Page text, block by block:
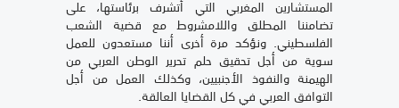
المستشارين المغربي التي أتشرف برئاستها، على
تضامننا المطلق واللامشروط مع قضية الشعب
الفلسطيني. ونؤكد مرة أخرى أننا مستعدون للعمل
سوية من أجل تحقيق حلم تحرير الوطن العربي من
الهيمنة والنفوذ الأجنبيين، وكذلك العمل من أجل
التوافق العربي في كل القضايا العالقة.